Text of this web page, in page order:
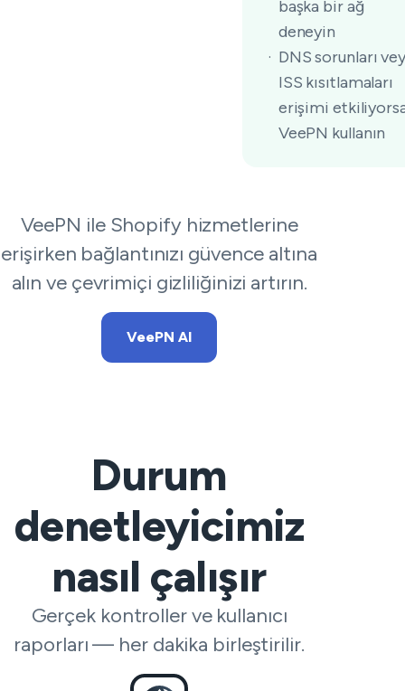
başka bir ağ
deneyin
DNS sorunları
ISS kısıtlamaları
erişimi
VeePN kullanın
VeePN ile Shopify hizmetlerine
erişirken bağlantınızı güvence altına
alın ve çevrimiçi gizliliğinizi artırın.
VeePN Al
Durum
denetleyicimiz
nasıl çalışır
Gerçek kontroller ve kullanıcı
raporları — her dakika birleştirilir.